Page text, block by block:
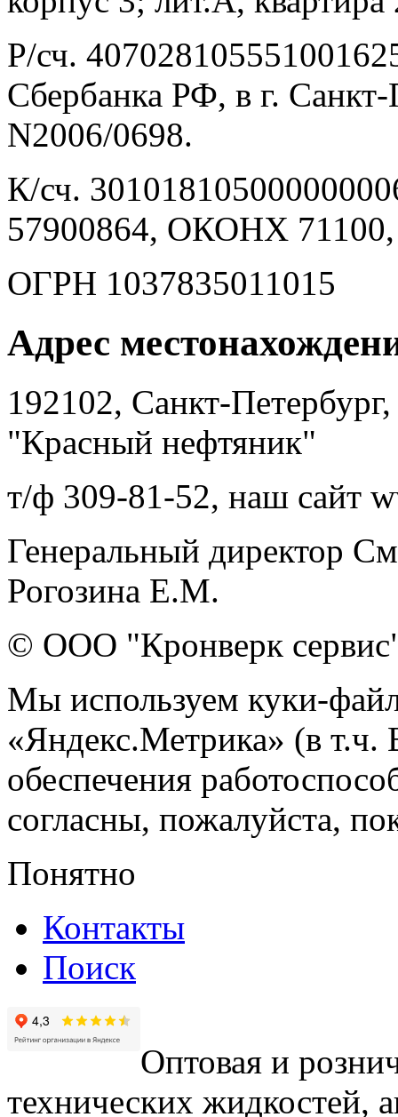
Р/сч.
Сбербанка РФ, в г.
N2006/0698.
К/сч.
57900864, ОКОНХ 71100,
ОГРН 1037835011015
Адрес
192102, Санкт-
"Красный нефтяник"
т/ф 309-81-52, наш сайт
Генеральный директор
Рогозина Е.М.
© ООО "Кронверк
Мы используем куки-
«Яндекс.Метрика» (в т.ч.
обеспечения
согласны, пожалуйста,
Понятно
Контакты
Поиск
Оптовая и
технических жидкостей,